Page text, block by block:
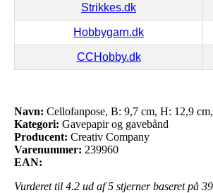
Strikkes.dk
Hobbygarn.dk
CCHobby.dk
Navn: Cellofanpose, B: 9,7 cm, H: 12,9
Kategori: Gavepapir og gavebånd
Producent: Creativ Company
Varenummer: 239960
EAN:
Vurderet til 4.2 ud af 5 stjerner baseret på 39